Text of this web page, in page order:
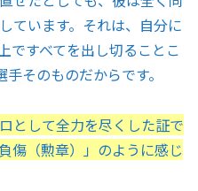
ています。それは、自分に
ですべてを出し切ることこ
そのものだからです。
として全力を尽くした証で
傷（勲章）」のように感じ